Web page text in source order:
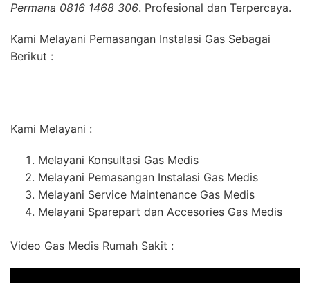
Permana 0816 1468 306. Profesional dan Terpercaya.
Kami Melayani Pemasangan Instalasi Gas Sebagai
Berikut :
Kami Melayani :
Melayani Konsultasi Gas Medis
Melayani Pemasangan Instalasi Gas Medis
Melayani Service Maintenance Gas Medis
Melayani Sparepart dan Accesories Gas Medis
Video Gas Medis Rumah Sakit :